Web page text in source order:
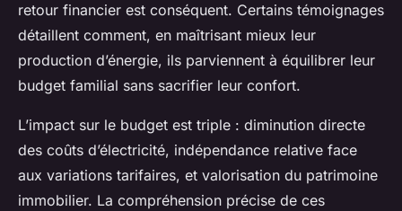
retour financier est conséquent. Certains témoignages
détaillent comment, en maîtrisant mieux leur
production d’énergie, ils parviennent à équilibrer leur
budget familial sans sacrifier leur confort.
L’impact sur le budget est triple : diminution directe
des coûts d’électricité, indépendance relative face
aux variations tarifaires, et valorisation du patrimoine
immobilier. La compréhension précise de ces